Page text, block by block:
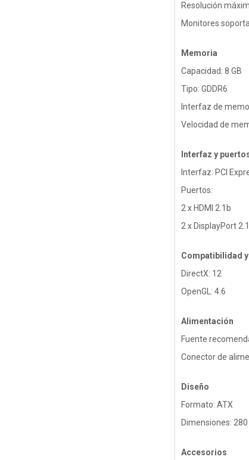
Resolución
Monitores
Memoria
Capacidad: 8 GB
Tipo: GDDR6
Interfaz de
Velocidad de
Interfaz y
Interfaz: PCI
Puertos:
2 x HDMI 2.1b
2 x DisplayPort
Compatibilidad y
DirectX: 12
OpenGL: 4.6
Alimentación
Fuente
Conector de
Diseño
Formato: ATX
Dimensiones:
Accesorios